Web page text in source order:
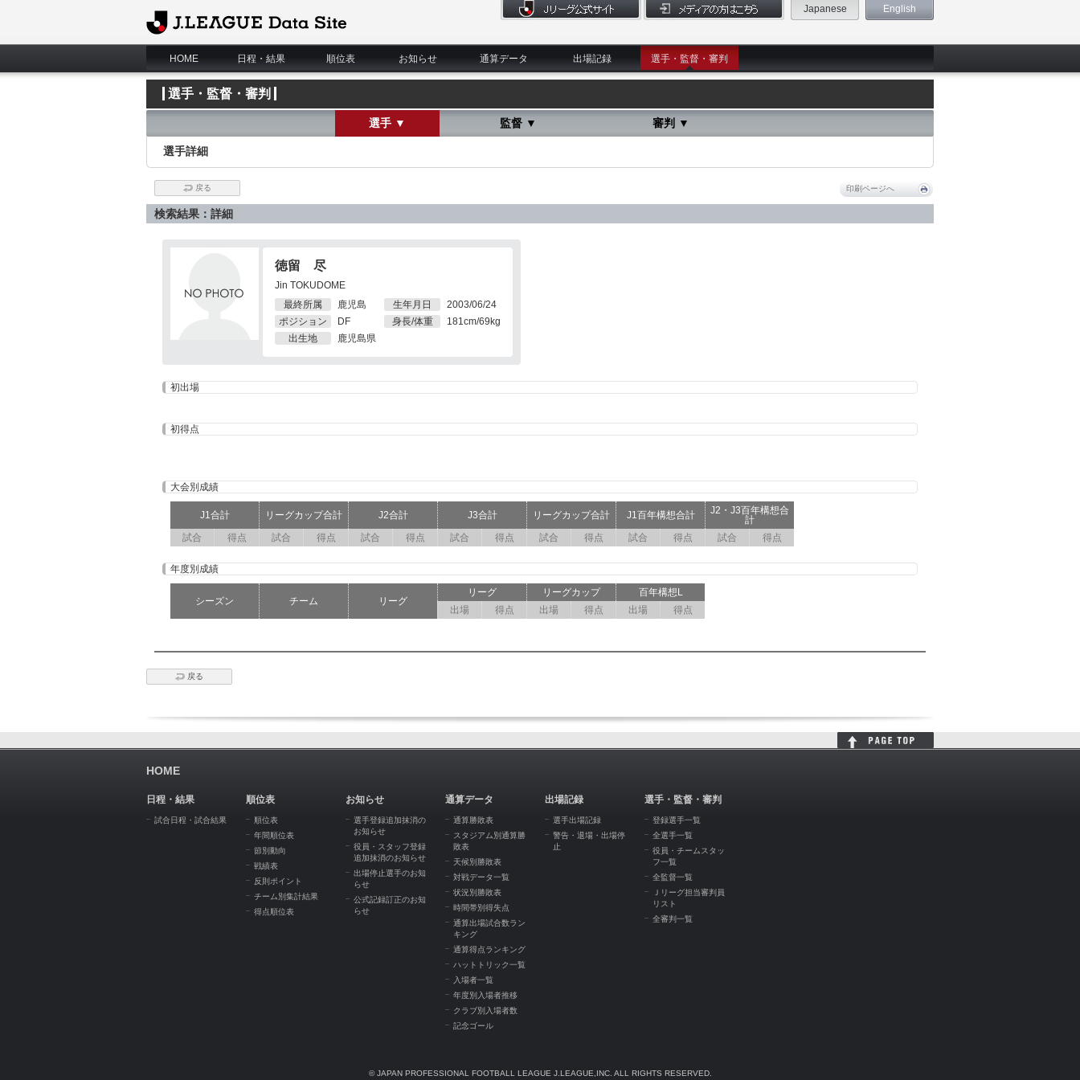
J.League Data Site
Japanese English
HOME 日程・結果 順位表 お知らせ 通算データ 出場記録 選手・監督・審判
選手・監督・審判
選手 ▼ 監督 ▼ 審判 ▼
選手詳細
戻る 印刷ページへ
検索結果：詳細
徳留 尽
Jin TOKUDOME
最終所属
鹿児島
ポジション
DF
出生地
鹿児島県
生年月日
2003/06/24
身長/体重
181cm/69kg
初出場
初得点
大会別成績
J1合計 リーグカップ合計 J2合計 J3合計 リーグカップ合計 J1百年構想合計
J2・J3百年構想合
計
試合
得点 試合 得点 試合 得点 試合 得点 試合 得点 試合 得点 試合 得点
年度別成績
シーズン チーム リーグ
リーグ リーグカップ
百年構想L
出場
得点 出場 得点 出場 得点
戻る
HOME
日程・結果
試合日程・試合結果
順位表
順位表
年間順位表
節別動向
戦績表
反則ポイント
チーム別集計結果
得点順位表
お知らせ
選手登録追加抹消の
お知らせ
役員・スタッフ登録
追加抹消のお知らせ
出場停止選手のお知
らせ
公式記録訂正のお知
らせ
通算データ
通算勝敗表
スタジアム別通算勝
敗表
天候別勝敗表
対戦データ一覧
状況別勝敗表
時間帯別得失点
通算出場試合数ラン
キング
通算得点ランキング
ハットトリック一覧
入場者一覧
年度別入場者推移
クラブ別入場者数
記念ゴール
出場記録
選手出場記録
警告・退場・出場停
止
選手・監督・審判
登録選手一覧
全選手一覧
役員・チームスタッ
フ一覧
全監督一覧
Ｊリーグ担当審判員
リスト
全審判一覧
© JAPAN PROFESSIONAL FOOTBALL LEAGUE J.LEAGUE,INC. ALL RIGHTS RESERVED.